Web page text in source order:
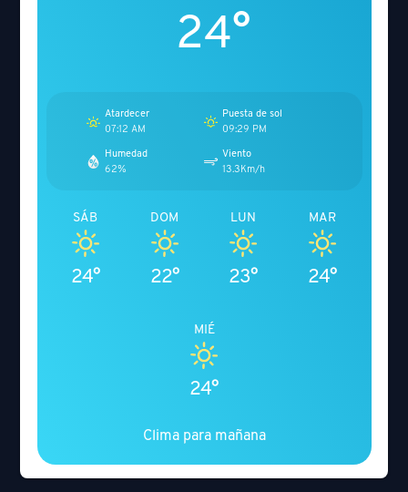
24°
Atardecer
07:12 AM
Puesta de sol
09:29 PM
Humedad
62%
Viento
13.3Km/h
SÁB
24°
DOM
22°
LUN
23°
MAR
24°
MIÉ
24°
Clima para mañana